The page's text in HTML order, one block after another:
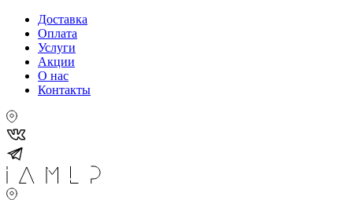
Доставка
Оплата
Услуги
Акции
О нас
Контакты